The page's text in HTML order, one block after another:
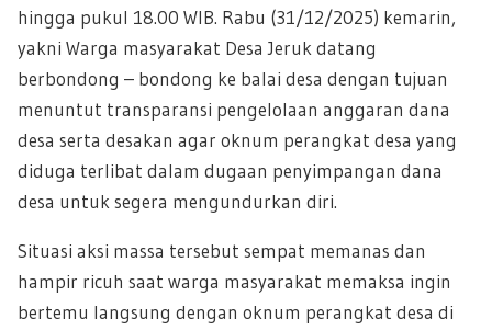
hingga pukul 18.00 WIB. Rabu (31/12/2025) kemarin,
yakni Warga masyarakat Desa Jeruk datang
berbondong – bondong ke balai desa dengan tujuan
menuntut transparansi pengelolaan anggaran dana
desa serta desakan agar oknum perangkat desa yang
diduga terlibat dalam dugaan penyimpangan dana
desa untuk segera mengundurkan diri.
Situasi aksi massa tersebut sempat memanas dan
hampir ricuh saat warga masyarakat memaksa ingin
bertemu langsung dengan oknum perangkat desa di